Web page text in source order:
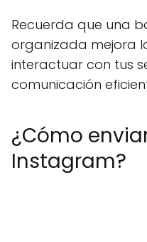
Recuerda que una
organizada mejora
interactuar con tus
comunicación
¿Cómo
Instagram?